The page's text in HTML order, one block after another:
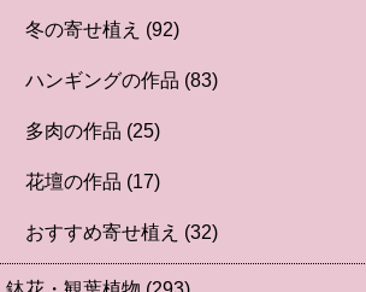
冬の寄せ植え (92)
ハンギングの作品 (83)
多肉の作品 (25)
花壇の作品 (17)
おすすめ寄せ植え (32)